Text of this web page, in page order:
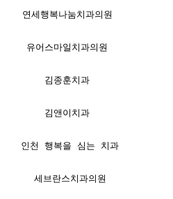
연세행복나눔치과의원
유어스마일치과의원
김종훈치과
김앤이치과
인천 행복을 심는 치과
세브란스치과의원